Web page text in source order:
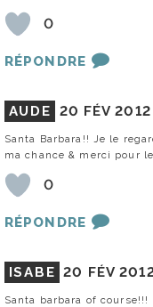
0
RÉPONDRE
AUDE 20 FÉV
Santa Barbara!! Je le
ma chance & merci pour
0
RÉPONDRE
ISABE 20 FÉV
Santa barbara of course!!!